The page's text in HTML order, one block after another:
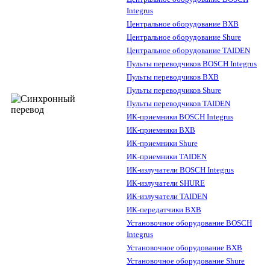
Integrus
Центральное оборудование BXB
Центральное оборудование Shure
Центральное оборудование TAIDEN
Пульты переводчиков BOSCH Integrus
Пульты переводчиков BXB
Пульты переводчиков Shure
Пульты переводчиков TAIDEN
ИК-приемники BOSCH Integrus
ИК-приемники BXB
ИК-приемники Shure
ИК-приемники TAIDEN
ИК-излучатели BOSCH Integrus
ИК-излучатели SHURE
ИК-излучатели TAIDEN
ИК-передатчики BXB
Установочное оборудование BOSCH
Integrus
Установочное оборудование BXB
Установочное оборудование Shure